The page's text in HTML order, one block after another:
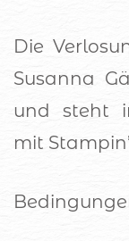
Die
Susanna
und steht
mit